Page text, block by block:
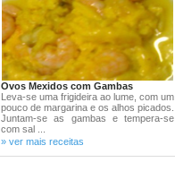
Ovos Mexidos com Gambas
Leva-se uma frigideira ao lume, com um
pouco de margarina e os alhos picados.
Juntam-se as gambas e tempera-se
com sal ...
» ver mais receitas